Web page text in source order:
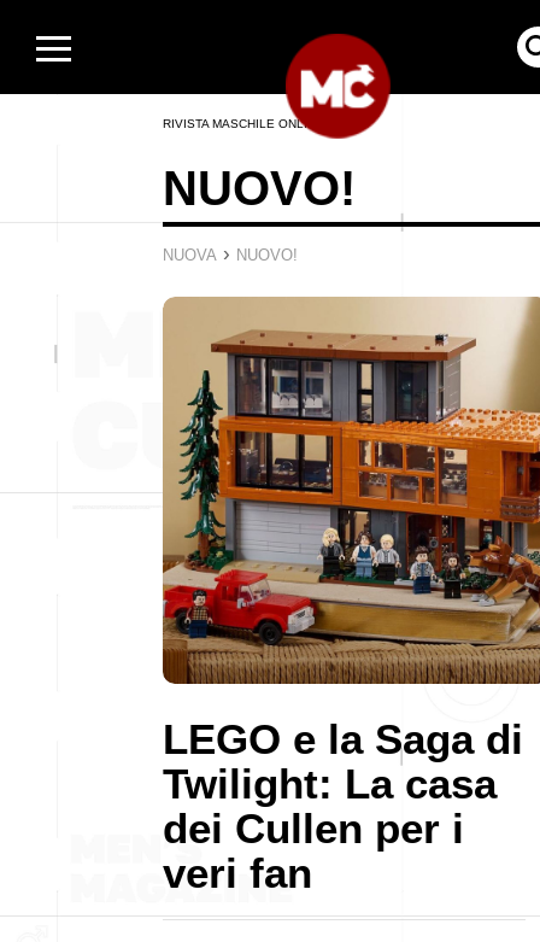
RIVISTA MASCHILE ONLINE
NUOVO!
NUOVA › NUOVO!
LEGO e la Saga di
Twilight: La casa
dei Cullen per i
veri fan